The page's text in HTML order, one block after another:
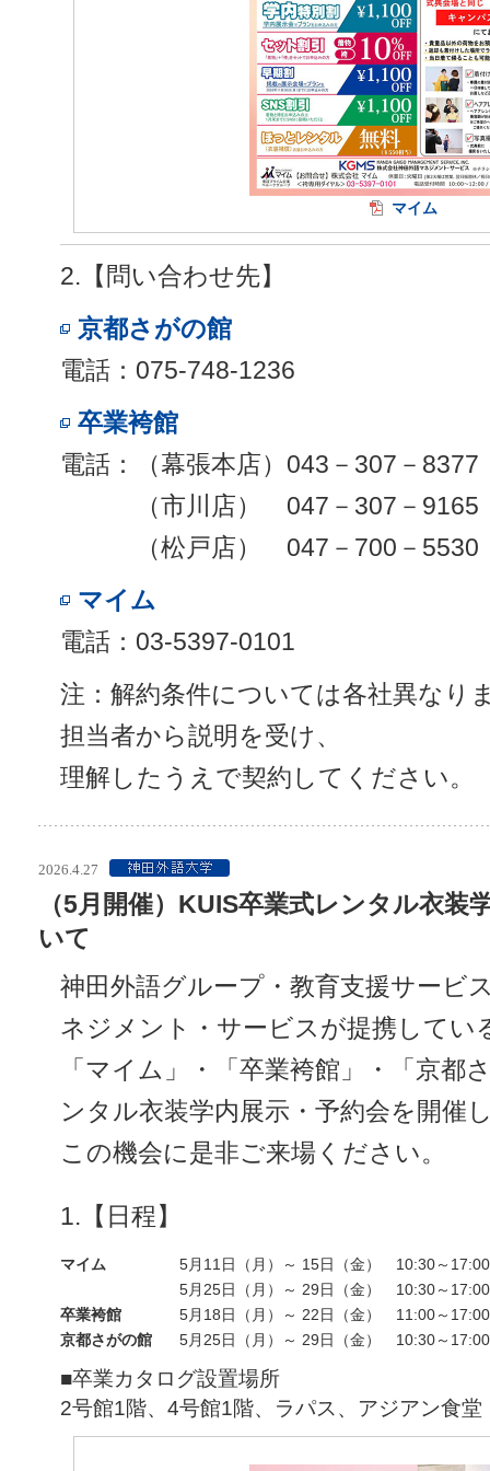
マイム
2.【問い合わせ先】
京都さがの館
電話：075-748-1236
卒業袴館
電話：（幕張本店）043－307－8377
（市川店） 047－307－9165
（松戸店） 047－700－5530
マイム
電話：03-5397-0101
注：解約条件については各社異なり
担当者から説明を受け、
理解したうえで契約してください。
2026.4.27
（5月開催）KUIS卒業式レンタル衣装
いて
神田外語グループ・教育支援サービ
ネジメント・サービスが提携してい
「マイム」・「卒業袴館」・「京都
ンタル衣装学内展示・予約会を開催
この機会に是非ご来場ください。
1.【日程】
マイム
5月11日（月）～ 15日（金） 10:30～
5月25日（月）～ 29日（金） 10:30～
卒業袴館
5月18日（月）～ 22日（金） 11:00～
京都さがの館
5月25日（月）～ 29日（金） 10:30～
■卒業カタログ設置場所
2号館1階、4号館1階、ラパス、アジアン食堂